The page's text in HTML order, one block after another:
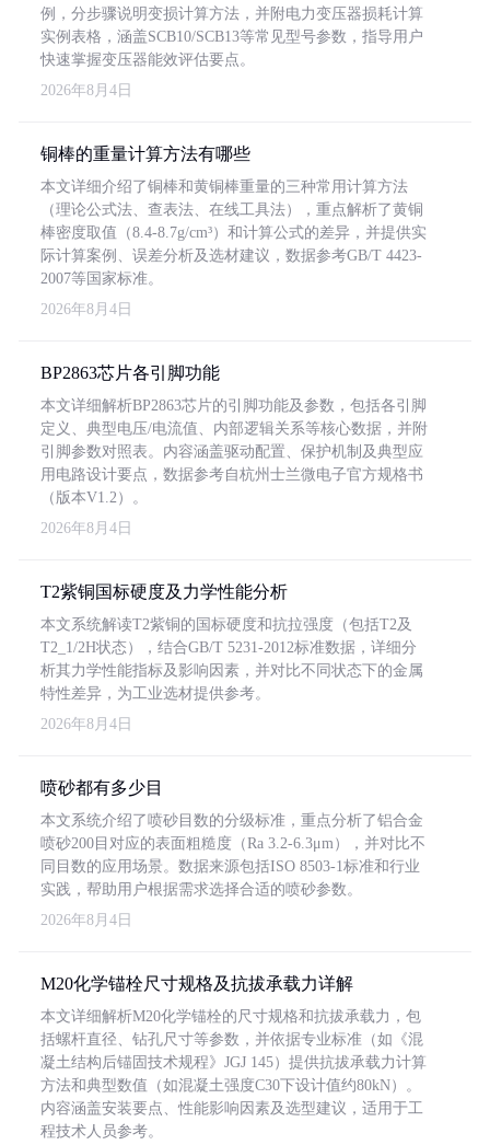
例，分步骤说明变损计算方法，并附电力变压器损耗计算
实例表格，涵盖SCB10/SCB13等常见型号参数，指导用户
快速掌握变压器能效评估要点。
2026年8月4日
铜棒的重量计算方法有哪些
本文详细介绍了铜棒和黄铜棒重量的三种常用计算方法
（理论公式法、查表法、在线工具法），重点解析了黄铜
棒密度取值（8.4-8.7g/cm³）和计算公式的差异，并提供实
际计算案例、误差分析及选材建议，数据参考GB/T 4423-
2007等国家标准。
2026年8月4日
BP2863芯片各引脚功能
本文详细解析BP2863芯片的引脚功能及参数，包括各引脚
定义、典型电压/电流值、内部逻辑关系等核心数据，并附
引脚参数对照表。内容涵盖驱动配置、保护机制及典型应
用电路设计要点，数据参考自杭州士兰微电子官方规格书
（版本V1.2）。
2026年8月4日
T2紫铜国标硬度及力学性能分析
本文系统解读T2紫铜的国标硬度和抗拉强度（包括T2及
T2_1/2H状态），结合GB/T 5231-2012标准数据，详细分
析其力学性能指标及影响因素，并对比不同状态下的金属
特性差异，为工业选材提供参考。
2026年8月4日
喷砂都有多少目
本文系统介绍了喷砂目数的分级标准，重点分析了铝合金
喷砂200目对应的表面粗糙度（Ra 3.2-6.3μm），并对比不
同目数的应用场景。数据来源包括ISO 8503-1标准和行业
实践，帮助用户根据需求选择合适的喷砂参数。
2026年8月4日
M20化学锚栓尺寸规格及抗拔承载力详解
本文详细解析M20化学锚栓的尺寸规格和抗拔承载力，包
括螺杆直径、钻孔尺寸等参数，并依据专业标准（如《混
凝土结构后锚固技术规程》JGJ 145）提供抗拔承载力计算
方法和典型数值（如混凝土强度C30下设计值约80kN）。
内容涵盖安装要点、性能影响因素及选型建议，适用于工
程技术人员参考。